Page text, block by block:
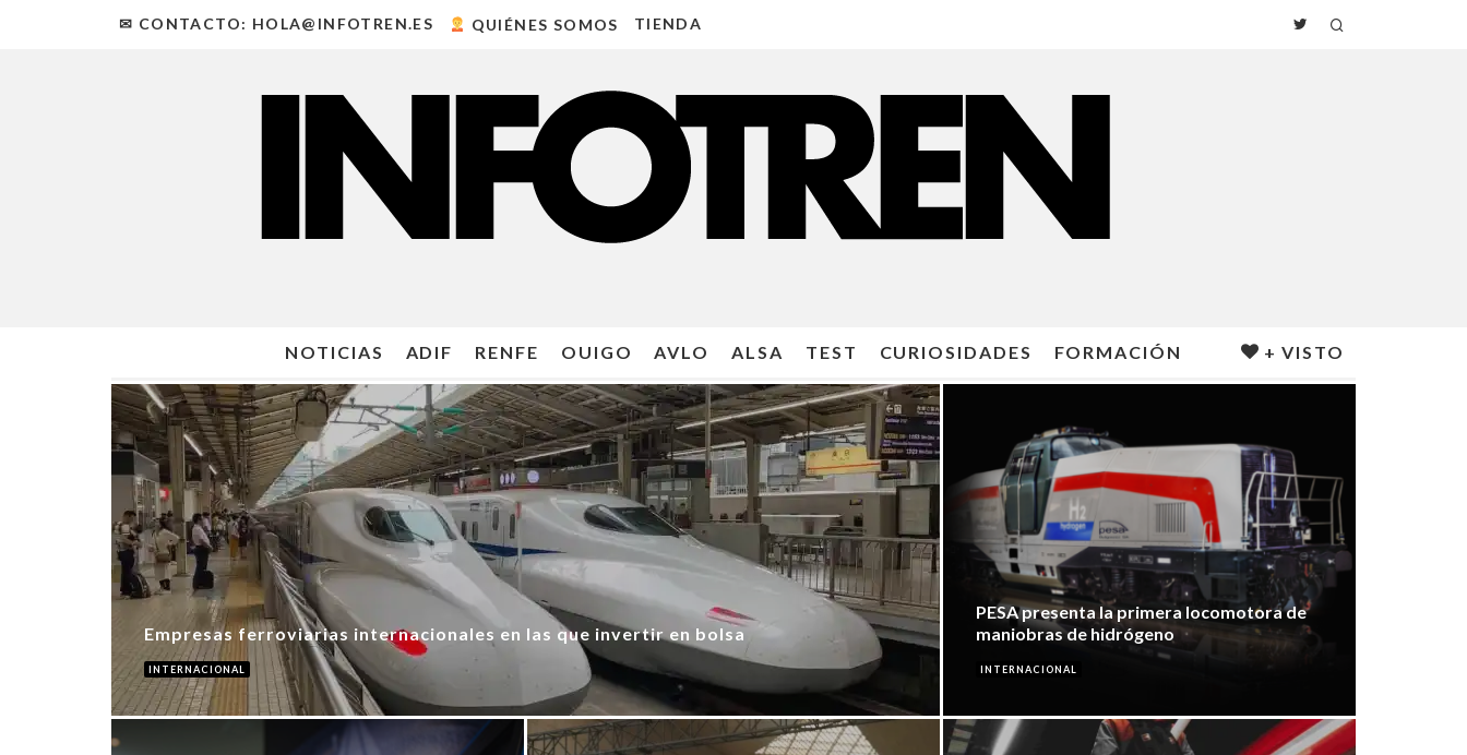
✉ CONTACTO: HOLA@INFOTREN.ES QUIÉNES SOMOS TIENDA
NOTICIAS ADIF RENFE OUIGO AVLO ALSA TEST CURIOSIDADES FORMACIÓN + VISTO
Empresas ferroviarias internacionales en las que invertir en bolsa
INTERNACIONAL
PESA presenta la primera locomotora de
maniobras de hidrógeno
INTERNACIONAL